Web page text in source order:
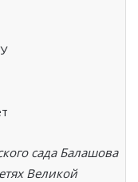
сада Балашова
Великой